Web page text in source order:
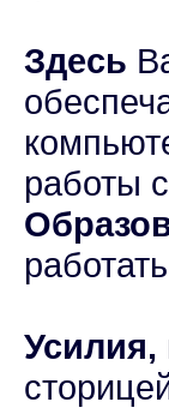
Здесь
работы
Усилия,